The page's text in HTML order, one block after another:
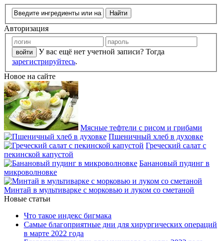
Авторизация
У вас ещё нет учетной записи? Тогда
зарегистрируйтесь.
Новое на сайте
Мясные тефтели с рисом и грибами
Пшеничный хлеб в духовке
Греческий салат с
пекинской капустой
Банановый пудинг в
микроволновке
Минтай в мультиварке с морковью и луком со сметаной
Новые статьи
Что такое индекс бигмака
Самые благоприятные дни для хирургических операций
в марте 2022 года